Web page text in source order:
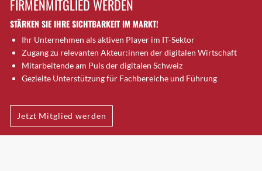
Brütten
Bubendorf
Bubikon
Buchs (SG)
Burgdorf
Bülach
Cazis
Cham
FIRMENMITGLIED WERDEN
STÄRKEN SIE IHRE SICHTBARKEIT IM MARKT!
Ihr Unternehmen als aktiven Player im IT-Sektor
Zugang zu relevanten Akteur:innen der digitalen Wirtschaft
Mitarbeitende am Puls der digitalen Schweiz
Gezielte Unterstützung für Fachbereiche und Führung
Jetzt Mitglied werden